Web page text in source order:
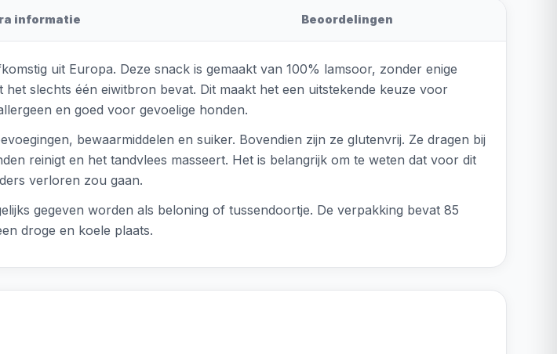
informatie Beoordelingen
uit Europa. Deze snack is gemaakt van 100% lamsoor, zonder enige
slechts één eiwitbron bevat. Dit maakt het een uitstekende keuze voor
en goed voor gevoelige honden.
bewaarmiddelen en suiker. Bovendien zijn ze glutenvrij. Ze dragen bij
reinigt en het tandvlees masseert. Het is belangrijk om te weten dat voor dit
verloren zou gaan.
gegeven worden als beloning of tussendoortje. De verpakking bevat 85
droge en koele plaats.